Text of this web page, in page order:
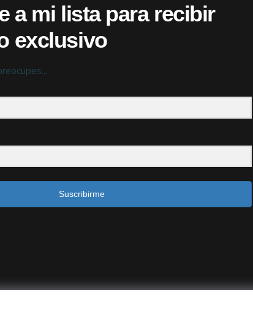
a mi lista para recibir
exclusivo
Suscribirme